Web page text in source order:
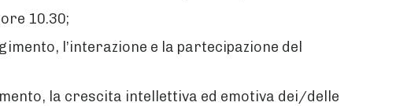
10.30;
l’interazione e la partecipazione del
la crescita intellettiva ed emotiva dei/delle